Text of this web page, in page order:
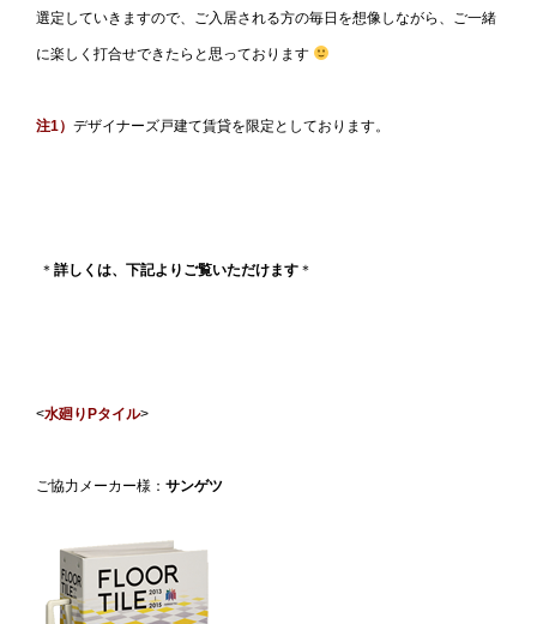
選定していきますので、ご入居される方の毎日を想像しながら、ご一緒
に楽しく打合せできたらと思っております
注1） デザイナーズ戸建て賃貸を限定としております。
＊ 詳しくは、下記よりご覧いただけます ＊
<水廻りPタイル>
ご協力メーカー様： サンゲツ